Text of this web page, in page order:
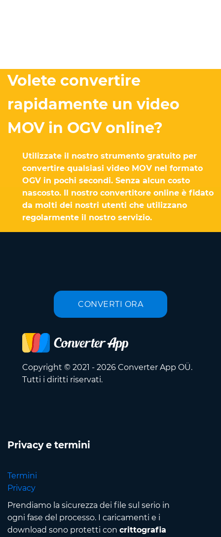
Volete convertire
rapidamente un video
MOV in OGV online?
Utilizzate il nostro strumento gratuito per
convertire qualsiasi video MOV nel formato
OGV in pochi secondi. Senza alcun costo
nascosto. Il nostro convertitore online è fidato
da molti dei nostri utenti che utilizzano
regolarmente il nostro servizio.
CONVERTI ORA
Copyright © 2021 - 2026 Converter App OÜ.
Tutti i diritti riservati.
Privacy e termini
Termini
Privacy
Prendiamo la sicurezza dei file sul serio in
ogni fase del processo. I caricamenti e i
download sono protetti con crittografia